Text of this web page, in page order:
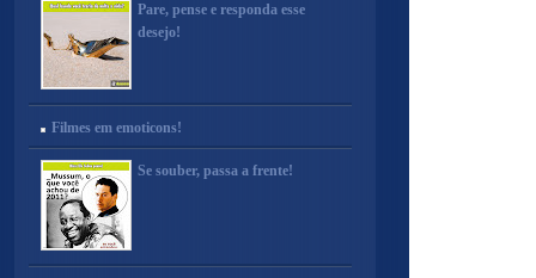
Pare, pense e responda esse
desejo!
Filmes em emoticons!
Se souber, passa a frente!